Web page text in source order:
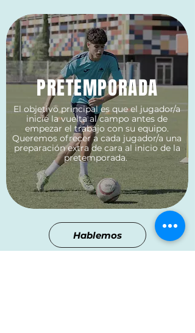
El objetivo principal es que el jugador/a
inicie la vuelta al campo antes de
empezar el trabajo con su equipo.
Queremos ofrecer a cada jugador/a una
preparación extra de cara al inicio de la
pretemporada.
PRETEMPORADA
Hablemos